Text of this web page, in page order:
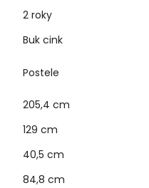
2 roky
Buk cink
Postele
205,4 cm
129 cm
40,5 cm
84,8 cm